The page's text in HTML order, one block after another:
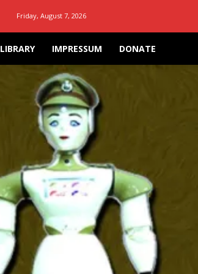
Friday, August 7, 2026
LIBRARY IMPRESSUM DONATE